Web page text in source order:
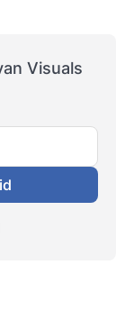
Visuals